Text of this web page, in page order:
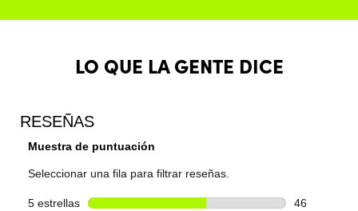
LO QUE LA GENTE DICE